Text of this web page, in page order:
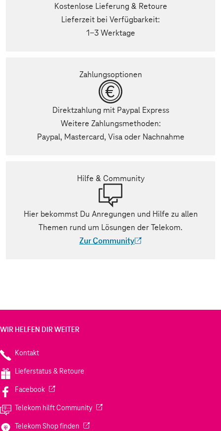
Kostenlose Lieferung & Retoure
Lieferzeit bei Verfügbarkeit:
1-3 Werktage
Zahlungsoptionen
Direktzahlung mit Paypal Express
Weitere Zahlungsmethoden:
Paypal, Mastercard, Visa oder Nachnahme
Hilfe & Community
Hier bekommst Du Anregungen und Hilfe zu allen
Themen rund um Lösungen der Telekom.
Zur Community
(Der Link wird in einem neuen Tab
WIR HELFEN DIR WEITER
Kontakt
Lieferstatus & Retoure
Facebook(Wird in einem neuen Tab geöffnet)
Telekom hilft Community(Wird in einem neuen Tab geöffnet)
Telekom Shop finden (Wird in einem neuen Tab geöffnet)